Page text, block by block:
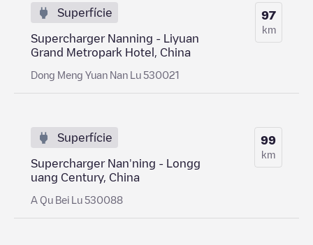
Superfície
Supercharger Nanning - Liyuan
Grand Metropark Hotel, China
Dong Meng Yuan Nan Lu 530021
97
km
Superfície
Supercharger Nan'ning - Longg
uang Century, China
A Qu Bei Lu 530088
99
km